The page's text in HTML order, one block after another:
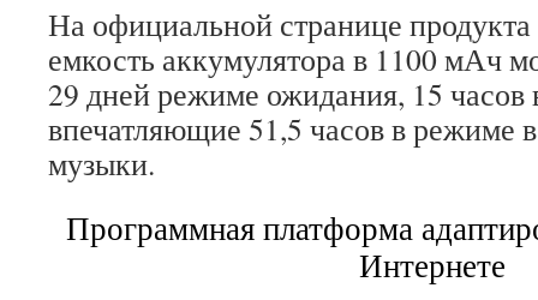
На официальной странице продукта
емкость аккумулятора в 1100 мАч
29 дней режиме ожидания, 15 часов
впечатляющие 51,5 часов в режиме
музыки.
Программная платформа
Интернете